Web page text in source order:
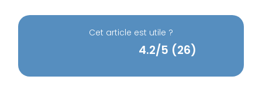
Cet article est utile ?
4.2/5 (26)